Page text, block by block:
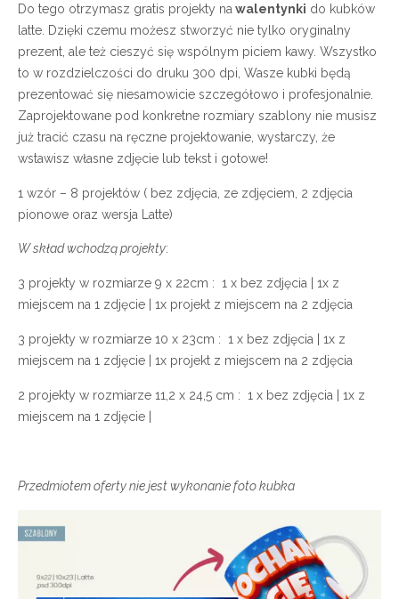
Do tego otrzymasz gratis projekty na walentynki do kubków
latte. Dzięki czemu możesz stworzyć nie tylko oryginalny
prezent, ale też cieszyć się wspólnym piciem kawy. Wszystko
to w rozdzielczości do druku 300 dpi, Wasze kubki będą
prezentować się niesamowicie szczegółowo i profesjonalnie.
Zaprojektowane pod konkretne rozmiary szablony nie musisz
już tracić czasu na ręczne projektowanie, wystarczy, że
wstawisz własne zdjęcie lub tekst i gotowe!
1 wzór – 8 projektów ( bez zdjęcia, ze zdjęciem, 2 zdjęcia
pionowe oraz wersja Latte)
W skład wchodzą projekty:
3 projekty w rozmiarze 9 x 22cm : 1 x bez zdjęcia | 1x z
miejscem na 1 zdjęcie | 1x projekt z miejscem na 2 zdjęcia
3 projekty w rozmiarze 10 x 23cm : 1 x bez zdjęcia | 1x z
miejscem na 1 zdjęcie | 1x projekt z miejscem na 2 zdjęcia
2 projekty w rozmiarze 11,2 x 24,5 cm : 1 x bez zdjęcia | 1x z
miejscem na 1 zdjęcie |
Przedmiotem oferty nie jest wykonanie foto kubka